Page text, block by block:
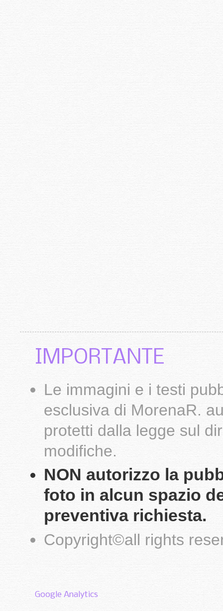
IMPORTANTE
Le immagini e i testi
esclusiva di MorenaR.
protetti dalla legge sul
modifiche.
NON autorizzo la
foto in alcun spazio
preventiva richiesta.
Copyright©all rights
Google Analytics